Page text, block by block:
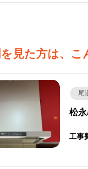
見た方は、
尾
松
工事